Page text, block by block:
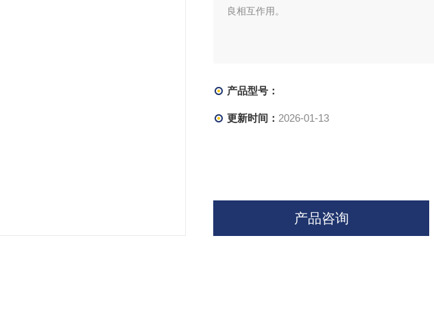
良相互作用。
产品型号：
更新时间： 2026-01-13
产品咨询